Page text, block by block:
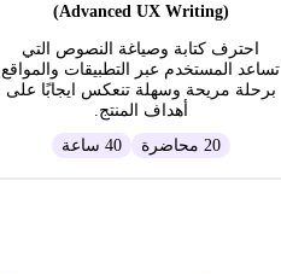
(Advanced UX Writing)
احترف كتابة وصياغة النصوص التي
تساعد المستخدم عبر التطبيقات والمواقع
برحلة مريحة وسهلة تنعكس ايجابًا على
أهداف المنتج.
20 محاضرة
40 ساعة